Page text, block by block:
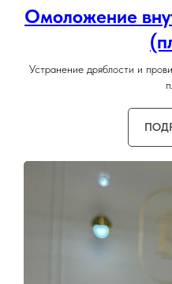
Омоложение
Устранение дряблости и